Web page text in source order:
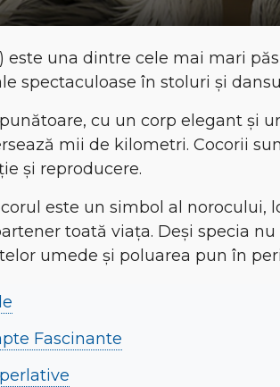
) este una dintre cele mai mari
spectaculoase în stoluri și
cu un corp elegant și
mii de kilometri. Cocorii
și reproducere.
este un simbol al norocului,
toată viața. Deși specia
umede și poluarea pun în
Fascinante